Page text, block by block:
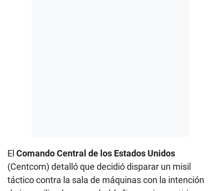
El Comando Central de los Estados Unidos
(Centcom) detalló que decidió disparar un misil
táctico contra la sala de máquinas con la intención